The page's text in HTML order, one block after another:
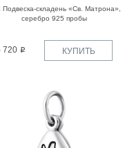
Подвеска-складень «Св. Матрона»,
серебро 925 пробы
720 КУПИТЬ